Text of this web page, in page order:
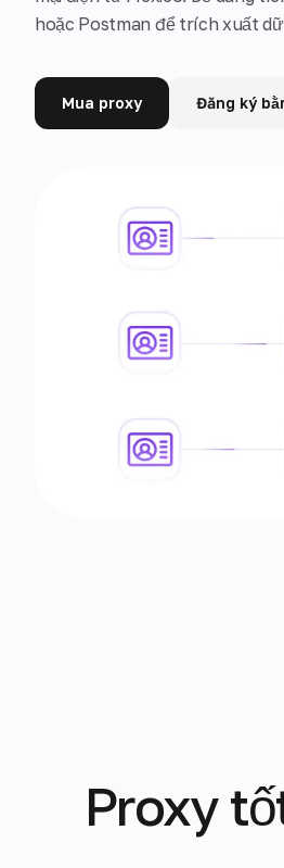
hoặc Postman để trích xuất
Mua proxy Đăng ký
Proxy